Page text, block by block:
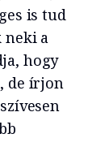
is tud
a
hogy
de írjon